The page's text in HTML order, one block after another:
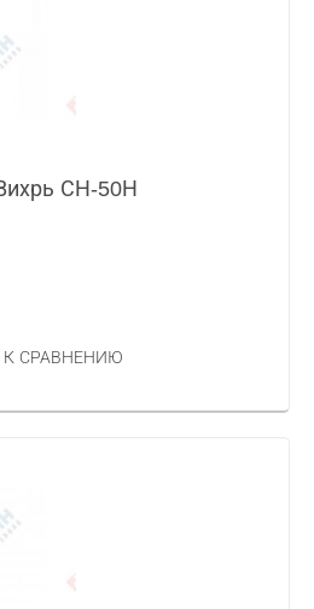
СН-50Н
К СРАВНЕНИЮ